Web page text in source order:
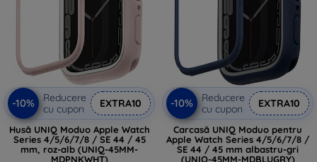
-10%
Reducere
cu cupon
EXTRA10
Husă UNIQ Moduo Apple Watch
Series 4/5/6/7/8 / SE 44 / 45
mm, roz-alb (UNIQ-45MM-
MDPNKWHT)
-10%
Reducere
cu cupon
EXTRA10
Carcasă UNIQ Moduo pentru
Apple Watch Series 4/5/6/7/8 /
SE 44 / 45 mm albastru-gri
(UNIQ-45MM-MDBLUGRY)